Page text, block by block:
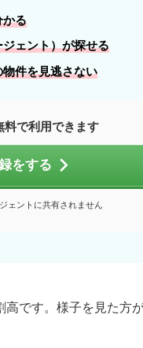
かる
ェント）が探せる
物件を見逃さない
料で利用できます
をする
ェントに共有されません
です。様子を見た方